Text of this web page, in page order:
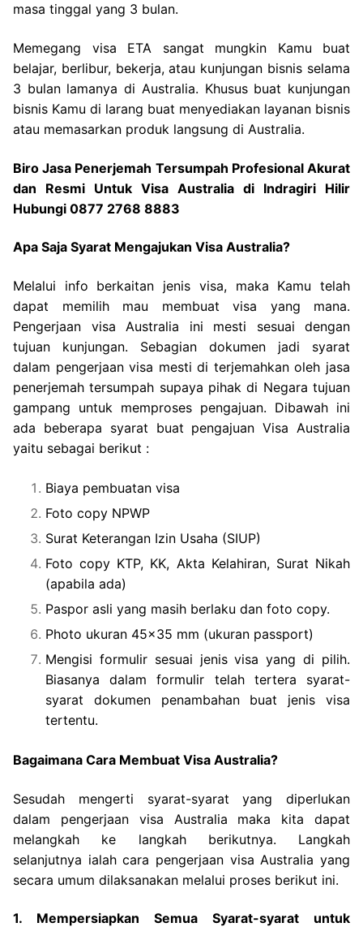
masa tinggal yang 3 bulan.
Memegang visa ETA sangat mungkin Kamu buat
belajar, berlibur, bekerja, atau kunjungan bisnis selama
3 bulan lamanya di Australia. Khusus buat kunjungan
bisnis Kamu di larang buat menyediakan layanan bisnis
atau memasarkan produk langsung di Australia.
Biro Jasa Penerjemah Tersumpah Profesional Akurat
dan Resmi Untuk Visa Australia di Indragiri Hilir
Hubungi 0877 2768 8883
Apa Saja Syarat Mengajukan Visa Australia?
Melalui info berkaitan jenis visa, maka Kamu telah
dapat memilih mau membuat visa yang mana.
Pengerjaan visa Australia ini mesti sesuai dengan
tujuan kunjungan. Sebagian dokumen jadi syarat
dalam pengerjaan visa mesti di terjemahkan oleh jasa
penerjemah tersumpah supaya pihak di Negara tujuan
gampang untuk memproses pengajuan. Dibawah ini
ada beberapa syarat buat pengajuan Visa Australia
yaitu sebagai berikut :
Biaya pembuatan visa
Foto copy NPWP
Surat Keterangan Izin Usaha (SIUP)
Foto copy KTP, KK, Akta Kelahiran, Surat Nikah
(apabila ada)
Paspor asli yang masih berlaku dan foto copy.
Photo ukuran 45×35 mm (ukuran passport)
Mengisi formulir sesuai jenis visa yang di pilih.
Biasanya dalam formulir telah tertera syarat-
syarat dokumen penambahan buat jenis visa
tertentu.
Bagaimana Cara Membuat Visa Australia?
Sesudah mengerti syarat-syarat yang diperlukan
dalam pengerjaan visa Australia maka kita dapat
melangkah ke langkah berikutnya. Langkah
selanjutnya ialah cara pengerjaan visa Australia yang
secara umum dilaksanakan melalui proses berikut ini.
1. Mempersiapkan Semua Syarat-syarat untuk